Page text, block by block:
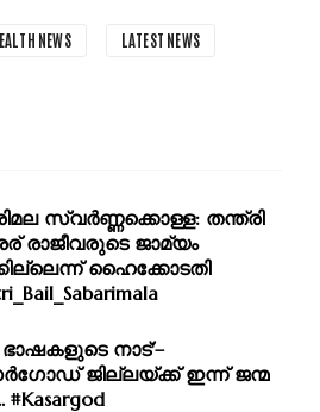
NEWS LATEST NEWS
സ്വർണ്ണക്കൊള്ള: തന്ത്രി
രാജീവരുടെ ജാമ്യം
ഹൈക്കോടതി
നാട്'–
ജില്ലയ്ക്ക് ഇന്ന് ജന്മ